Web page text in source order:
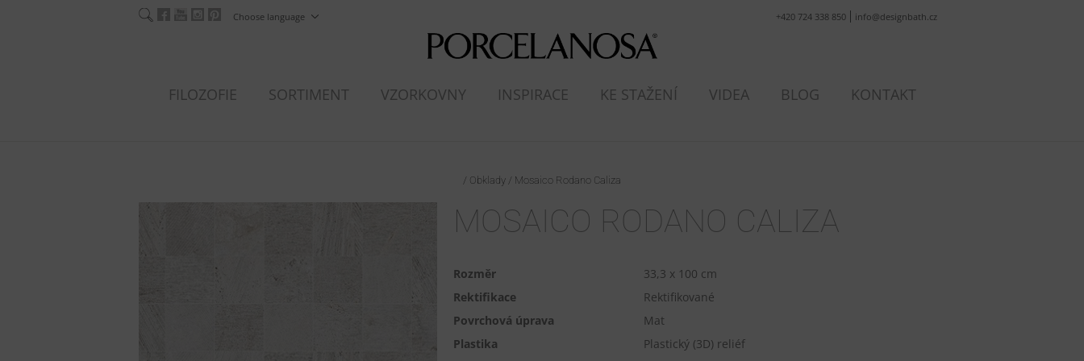
Choose language +420 724 338 850 info@designbath.cz
FILOZOFIE SORTIMENT VZORKOVNY INSPIRACE KE STAŽENÍ VIDEA BLOG KONTAKT
/ Obklady / Mosaico Rodano Caliza
MOSAICO RODANO CALIZA
Rozměr
33,3 x 100 cm
Rektifikace
Rektifikované
Povrchová úprava
Mat
Plastika
Plastický (3D) reliéf